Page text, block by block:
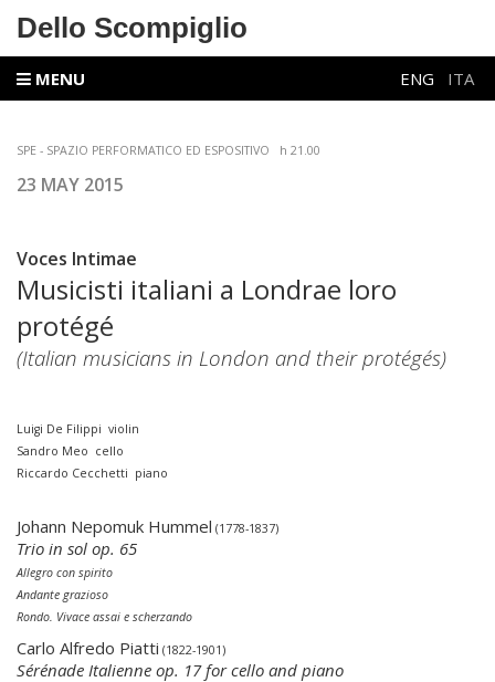
Dello Scompiglio
MENU ENG ITA
SPE - SPAZIO PERFORMATICO ED ESPOSITIVO h 21.00
23 MAY 2015
Voces Intimae
Musicisti italiani a Londrae loro
protégé
(Italian musicians in London and their protégés)
Luigi De Filippi violin
Sandro Meo cello
Riccardo Cecchetti piano
Johann Nepomuk Hummel (1778-1837)
Trio in sol op. 65
Allegro con spirito
Andante grazioso
Rondo. Vivace assai e scherzando
Carlo Alfredo Piatti (1822-1901)
Sérénade Italienne op. 17for cello and piano